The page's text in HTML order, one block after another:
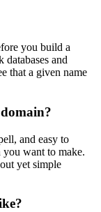
you build a
and
that a given name
and easy to
you want to make.
yet simple